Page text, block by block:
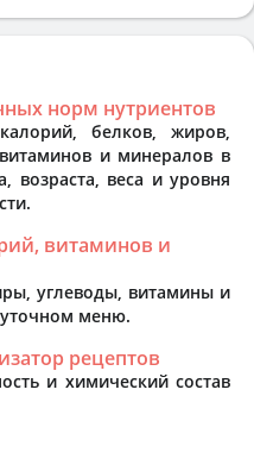
норм нутриентов
белков, жиров,
и минералов в
возраста, веса и уровня
витаминов и
углеводы, витамины и
меню.
рецептов
и химический состав